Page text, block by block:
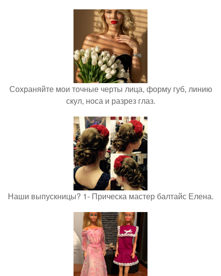
Сохраняйте мои точные черты лица, форму губ, линию
скул, носа и разрез глаз.
Наши выпускницы? 1- Прическа мастер балтайс Елена.